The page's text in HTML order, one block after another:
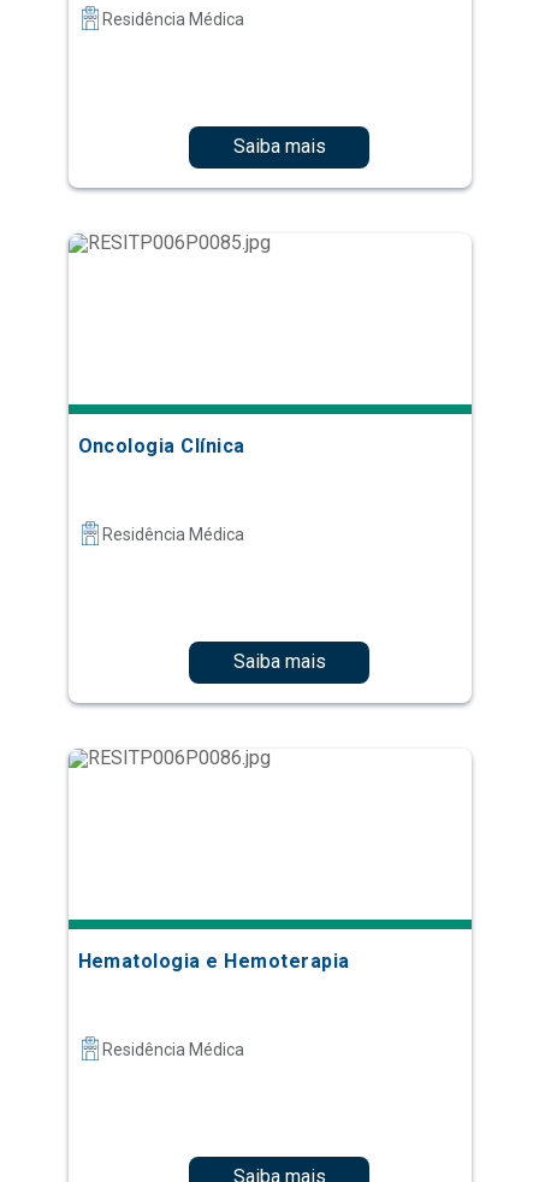
Residência Médica
Saiba mais
Oncologia Clínica
Residência Médica
Saiba mais
Hematologia e Hemoterapia
Residência Médica
Saiba mais